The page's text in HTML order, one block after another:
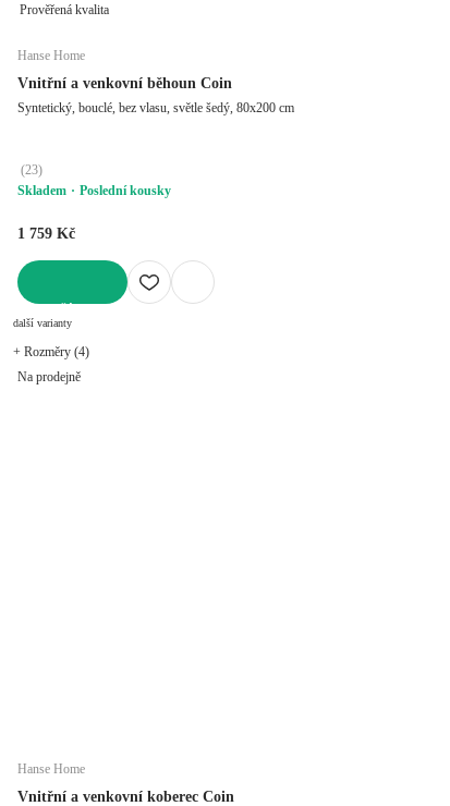
Prověřená kvalita
Hanse Home
Vnitřní a venkovní běhoun Coin
Syntetický, bouclé, bez vlasu, světle šedý, 80x200 cm
(23)
Skladem
Poslední kousky
1 759 Kč
další varianty
+ Rozměry (4)
Na prodejně
Hanse Home
Vnitřní a venkovní koberec Coin